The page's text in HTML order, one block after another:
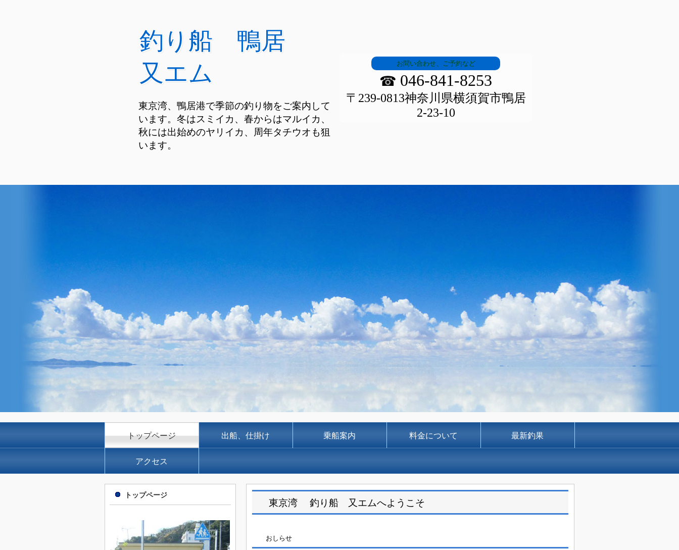
釣り船 鴨居
又エム
東京湾、鴨居港で季節の釣り物をご案内して
います。冬はスミイカ、春からはマルイカ、
秋には出始めのヤリイカ、周年タチウオも狙
います。
お問い合わせ、ご予約など
☎ 046-841-8253
〒239-0813神奈川県横須賀市鴨居
2-23-10
トップページ 出船、仕掛け 乗船案内 料金について 最新釣果
アクセス
トップページ
東京湾 釣り船 又エムへようこそ
おしらせ